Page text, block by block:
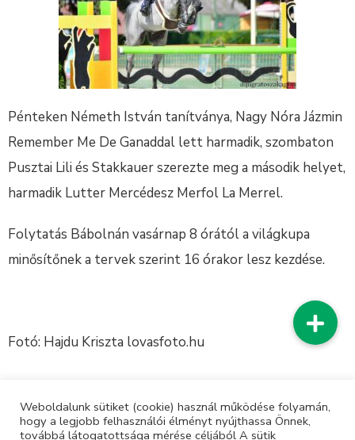
Pénteken Németh István tanítványa, Nagy Nóra Jázmin
Remember Me De Ganaddal lett harmadik, szombaton
Pusztai Lili és Stakkauer szerezte meg a második helyet,
harmadik Lutter Mercédesz Merfol La Merrel.
Folytatás Bábolnán vasárnap 8 órától a világkupa
minősítőnek a tervek szerint 16 órakor lesz kezdése.
Fotó: Hajdu Kriszta lovasfoto.hu
Weboldalunk sütiket (cookie) használ működése folyamán,
hogy a legjobb felhasználói élményt nyújthassa Önnek,
továbbá látogatottsága mérése céljából A sütik